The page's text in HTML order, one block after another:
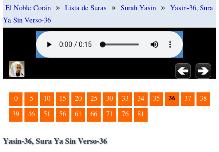
El Noble Corán » Lista de Suras » Surah Yasin » Yasin-36, Sura
Ya Sin Verso-36
0 5 10 15 20 25 30 33 34 35 36 37
38
39
46 51 56 61 66 71 76 81
Yasin-36, Sura Ya Sin Verso-36